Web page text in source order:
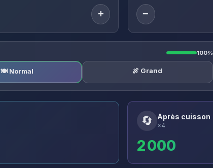
+ −
100%
🍽️ Normal 🍖 Grand
🔄 Après cuisson
×4
2 000